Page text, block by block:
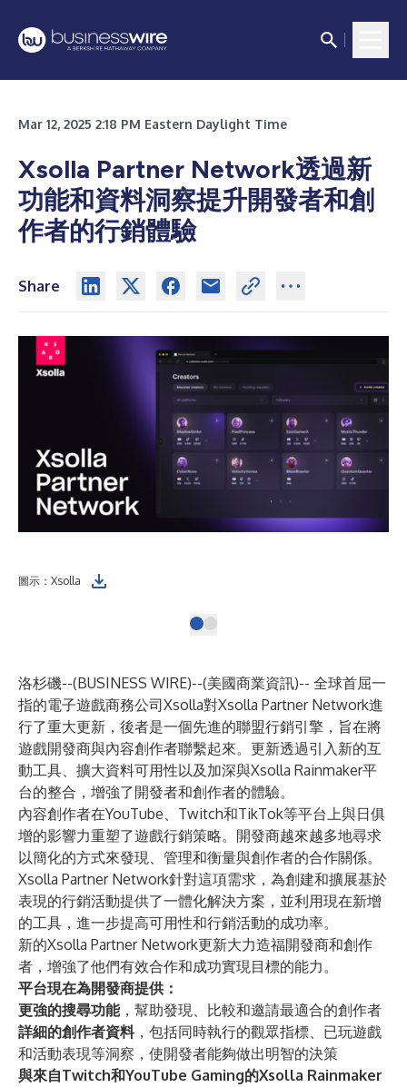
Mar 12, 2025 2:18 PM Eastern Daylight Time
Xsolla Partner Network透過新
功能和資料洞察提升開發者和創
作者的行銷體驗
Share
圖示：Xsolla
洛杉磯--(BUSINESS WIRE)--(美國商業資訊)-- 全球首屈一
指的電子遊戲商務公司Xsolla對Xsolla Partner Network進
行了重大更新，後者是一個先進的聯盟行銷引擎，旨在將
遊戲開發商與內容創作者聯繫起來。更新透過引入新的互
動工具、擴大資料可用性以及加深與Xsolla Rainmaker平
台的整合，增強了開發者和創作者的體驗。
內容創作者在YouTube、Twitch和TikTok等平台上與日俱
增的影響力重塑了遊戲行銷策略。開發商越來越多地尋求
以簡化的方式來發現、管理和衡量與創作者的合作關係。
Xsolla Partner Network針對這項需求，為創建和擴展基於
表現的行銷活動提供了一體化解決方案，並利用現在新增
的工具，進一步提高可用性和行銷活動的成功率。
新的Xsolla Partner Network更新大力造福開發商和創作
者，增強了他們有效合作和成功實現目標的能力。
平台現在為開發商提供：
更強的搜尋功能，幫助發現、比較和邀請最適合的創作者
詳細的創作者資料，包括同時執行的觀眾指標、已玩遊戲
和活動表現等洞察，使開發者能夠做出明智的決策
與來自Twitch和YouTube Gaming的Xsolla Rainmaker